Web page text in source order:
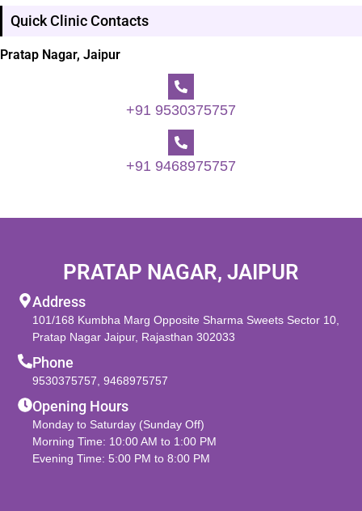
Quick Clinic Contacts
Pratap Nagar, Jaipur
+91 9530375757
+91 9468975757
PRATAP NAGAR, JAIPUR
Address
101/168 Kumbha Marg Opposite Sharma Sweets Sector 10,
Pratap Nagar Jaipur, Rajasthan 302033
Phone
9530375757 ,9468975757
Opening Hours
Monday to Saturday (Sunday Off)
Morning Time: 10:00 AM to 1:00 PM
Evening Time: 5:00 PM to 8:00 PM